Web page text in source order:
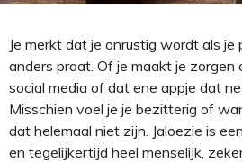
Je merkt dat je onrustig wordt als
anders praat. Of je maakt je zorgen
social media of dat ene appje dat
Misschien voel je je bezitterig of
dat helemaal niet zijn. Jaloezie is
en tegelijkertijd heel menselijk,